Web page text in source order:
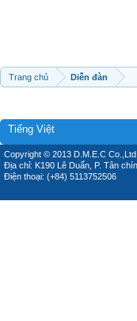
Trang chủ Diễn đàn
Tiếng Việt
Copyright © 2013 D.M.E.C
Địa chỉ: K190 Lê Duẩn, P. Tân
Điện thoại: (+84) 5113752506